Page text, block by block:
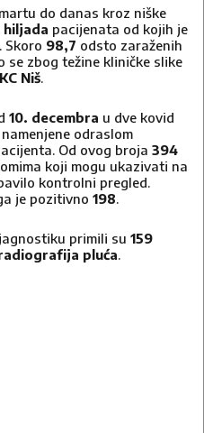
do danas kroz niške
hiljada pacijenata od kojih je
Skoro 98,7 odsto zaraženih
se zbog težine kliničke slike
Niš.
10. decembra u dve kovid
odraslom
Od ovog broja 394
koji mogu ukazivati na
kontrolni pregled.
je pozitivno 198.
primili su 159
pluća.